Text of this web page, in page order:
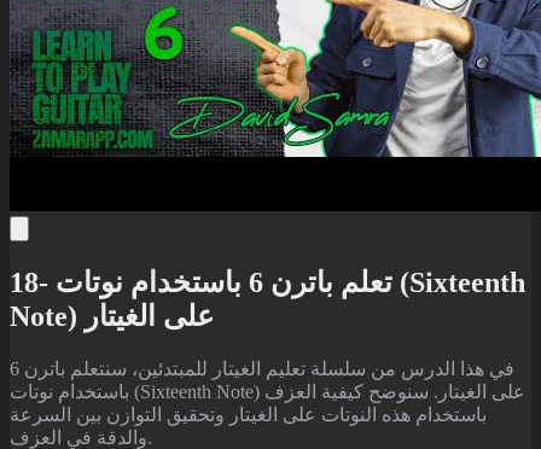
18- تعلم باترن 6 باستخدام نوتات (Sixteenth
Note) على الغيتار
في هذا الدرس من سلسلة تعليم الغيتار للمبتدئين، سنتعلم باترن 6
باستخدام نوتات (Sixteenth Note) على الغيتار. سنوضح كيفية العزف
باستخدام هذه النوتات على الغيتار وتحقيق التوازن بين السرعة
والدقة في العزف.